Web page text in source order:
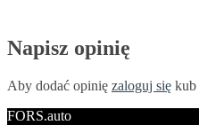
Napisz opinię
Aby dodać opinię zaloguj się kub
FORS.auto